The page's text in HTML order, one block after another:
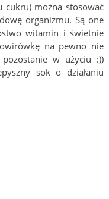
cukru) można stosować
organizmu. Są one
witamin i świetnie
na pewno nie
w użyciu :))
sok o działaniu